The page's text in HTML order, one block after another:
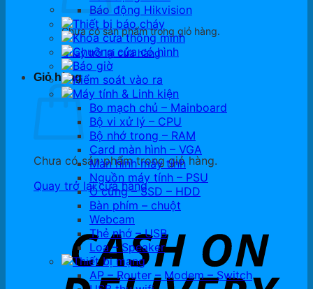
Chưa có sản phẩm trong giỏ hàng.
Quay trở lại cửa hàng
Giỏ hàng
Chưa có sản phẩm trong giỏ hàng.
Quay trở lại cửa hàng
Báo động Hikvision
Thiết bị báo cháy
Khóa cửa thông minh
Chuông cửa có hình
Báo giờ
Kiểm soát vào ra
Máy tính & Linh kiện
Bo mạch chủ – Mainboard
Bộ vi xử lý – CPU
Bộ nhớ trong – RAM
Card màn hình – VGA
Màn hình máy tính
Nguồn máy tính – PSU
Ổ cứng – SSD – HDD
Bàn phím – chuột
Webcam
Thẻ nhớ – USB
Loa – Speaker
Thiết bị mạng
AP – Router – Modem – Switch